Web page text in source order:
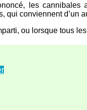
les
qui conviennent d’un
ou lorsque tous